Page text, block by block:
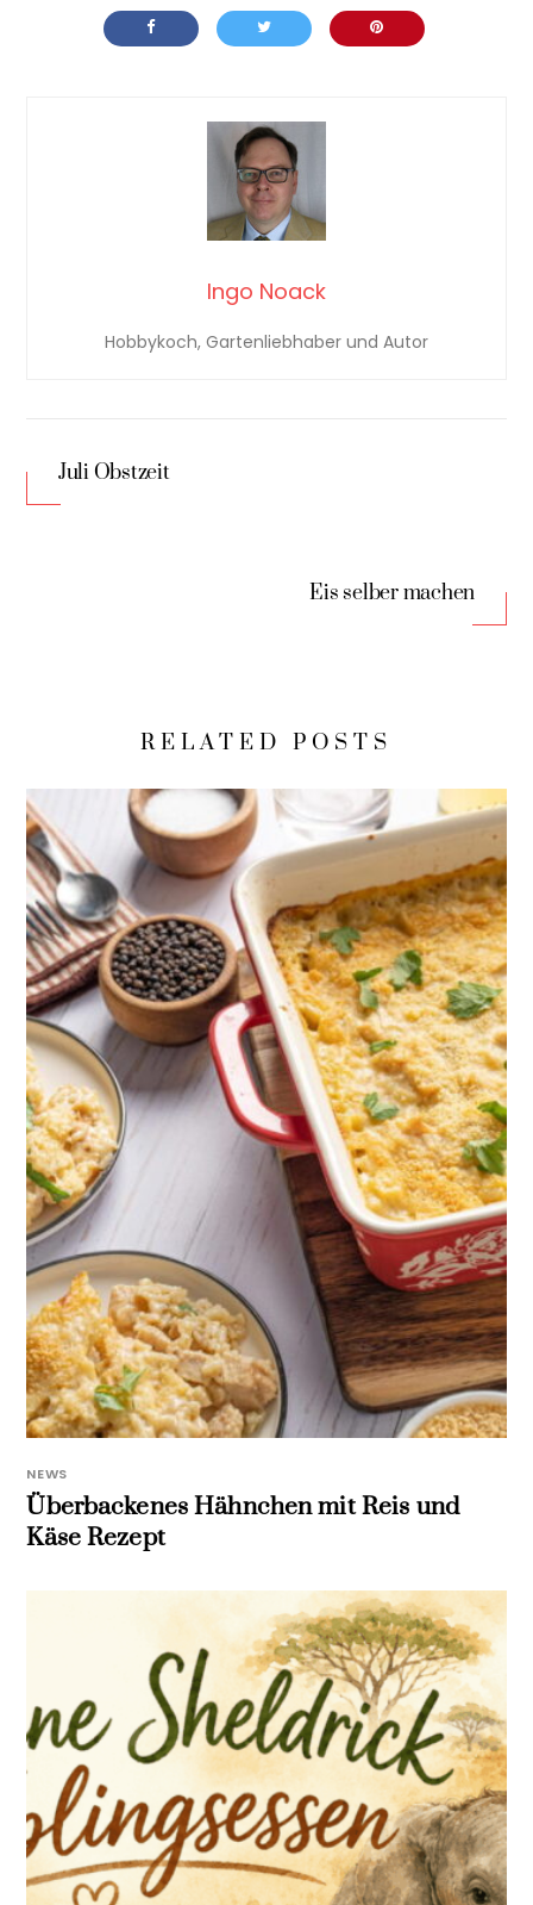
Ingo Noack
Hobbykoch, Gartenliebhaber und Autor
Juli Obstzeit
Eis selber machen
RELATED POSTS
NEWS
Überbackenes Hähnchen mit Reis und
Käse Rezept